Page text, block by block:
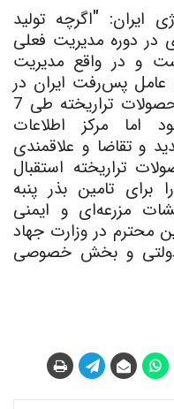
ایران: "اگرچه تولید
در دوره مدیریت فعلی
و در واقع مدیریت
عامل پس‌رفت ایران در
مهندسی ژنتیک و استفاده از محصولات تراریخته طی 7
مرکز اطلاعات
و تقاضا و علاقمندی
تراریخته استقبال
تامین بذر پنبه
مزرعه‌ای و ایمنی
محترم در وزارت جهاد
دولتی و بخش خصوصی